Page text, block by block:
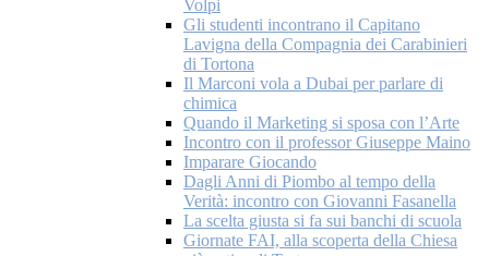
Volpi
Gli studenti incontrano il Capitano
Lavigna della Compagnia dei Carabinieri
di Tortona
Il Marconi vola a Dubai per parlare di
chimica
Quando il Marketing si sposa con l’Arte
Incontro con il professor Giuseppe Maino
Imparare Giocando
Dagli Anni di Piombo al tempo della
Verità: incontro con Giovanni Fasanella
La scelta giusta si fa sui banchi di scuola
Giornate FAI, alla scoperta della Chiesa